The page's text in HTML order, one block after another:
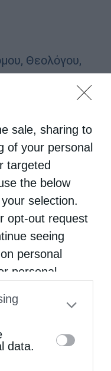
sale, sharing to
of your personal
targeted
the below
selection.
opt-out request
seeing
personal
personal
opt-out
the IAB’s list
This
data.
Θεολόγου,
Δίκαιο,
της
Αγγέλων) ή
λέγεται,
σευψόμετρο …